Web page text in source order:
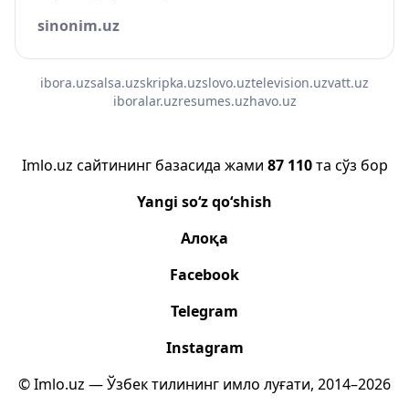
sinonim.uz
ibora.uzsalsa.uzskripka.uzslovo.uztelevision.uzvatt.uz
iboralar.uzresumes.uzhavo.uz
Imlo.uz сайтининг базасида жами 87 110та сўз бор
Yangi so‘z qo‘shish
Алоқа
Facebook
Telegram
Instagram
© Imlo.uz — Ўзбек тилининг имло луғати, 2014–2026